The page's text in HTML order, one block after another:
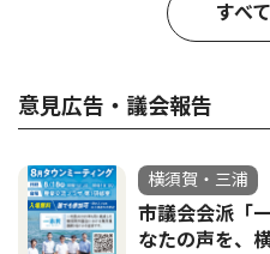
すべ
意見広告・議会報告
横須賀・三浦
市議会会派「
なたの声を、